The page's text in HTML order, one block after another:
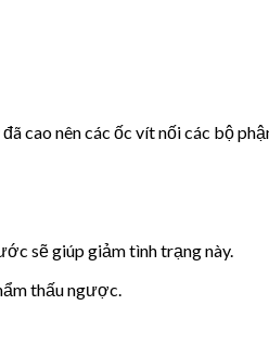
cao nên các ốc vít nối các bộ
sẽ giúp giảm tình trạng này.
thấu ngược.